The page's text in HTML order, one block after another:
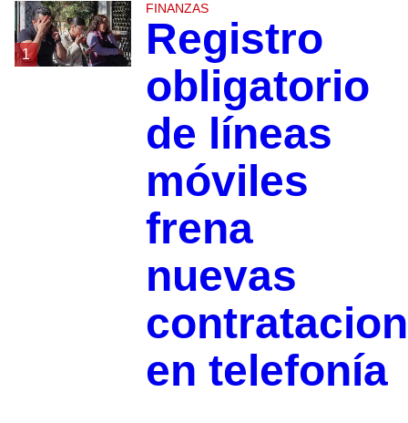
1
FINANZAS
Registro
obligatorio
de líneas
móviles
frena
nuevas
en telefonía